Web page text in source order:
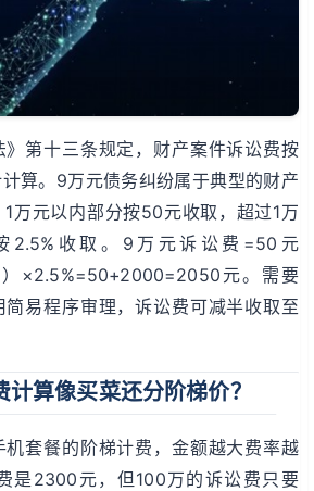
》第十三条规定，财产案件诉讼费按
算。9万元债务纠纷属于典型的财产
万元以内部分按50元收取，超过1万
2.5%收取。9万元诉讼费=50元
×2.5%=50+2000=2050元。需要
易程序审理，诉讼费可减半收取至
计算像买菜还分阶梯价？
套餐的阶梯计费，金额越大费率越
是2300元，但100万的诉讼费只要